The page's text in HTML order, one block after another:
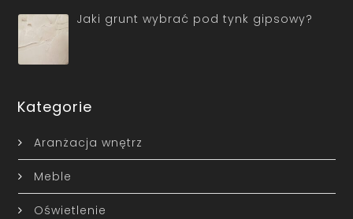
Jaki grunt wybrać pod tynk gipsowy?
Kategorie
Aranżacja wnętrz
Meble
Oświetlenie